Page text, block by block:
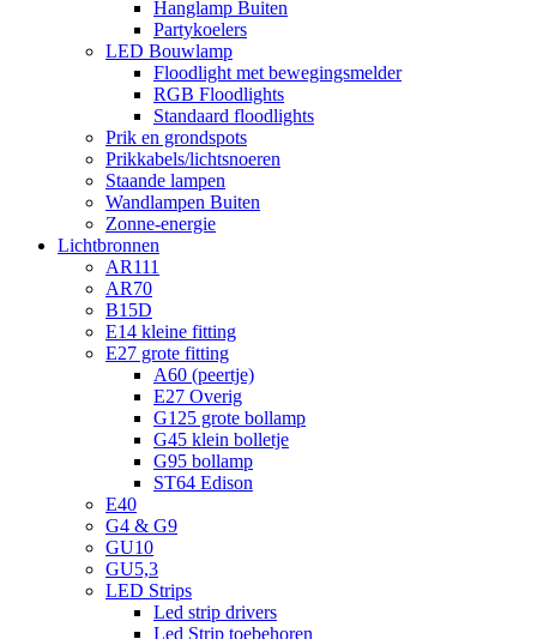
Hanglamp Buiten
Partykoelers
LED Bouwlamp
Floodlight met bewegingsmelder
RGB Floodlights
Standaard floodlights
Prik en grondspots
Prikkabels/lichtsnoeren
Staande lampen
Wandlampen Buiten
Zonne-energie
Lichtbronnen
AR111
AR70
B15D
E14 kleine fitting
E27 grote fitting
A60 (peertje)
E27 Overig
G125 grote bollamp
G45 klein bolletje
G95 bollamp
ST64 Edison
E40
G4 & G9
GU10
GU5,3
LED Strips
Led strip drivers
Led Strip toebehoren